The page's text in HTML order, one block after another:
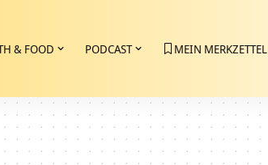
& FOOD PODCAST MEIN MERKZETTEL